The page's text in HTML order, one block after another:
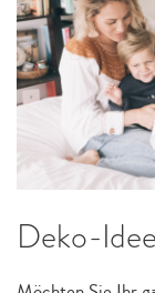
Deko-